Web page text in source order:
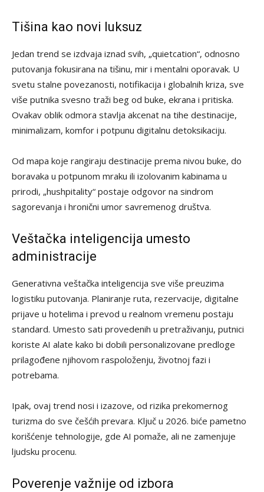
Tišina kao novi luksuz
Jedan trend se izdvaja iznad svih, „quietcation“, odnosno
putovanja fokusirana na tišinu, mir i mentalni oporavak. U
svetu stalne povezanosti, notifikacija i globalnih kriza, sve
više putnika svesno traži beg od buke, ekrana i pritiska.
Ovakav oblik odmora stavlja akcenat na tihe destinacije,
minimalizam, komfor i potpunu digitalnu detoksikaciju.
Od mapa koje rangiraju destinacije prema nivou buke, do
boravaka u potpunom mraku ili izolovanim kabinama u
prirodi, „hushpitality“ postaje odgovor na sindrom
sagorevanja i hronični umor savremenog društva.
Veštačka inteligencija umesto
administracije
Generativna veštačka inteligencija sve više preuzima
logistiku putovanja. Planiranje ruta, rezervacije, digitalne
prijave u hotelima i prevod u realnom vremenu postaju
standard. Umesto sati provedenih u pretraživanju, putnici
koriste AI alate kako bi dobili personalizovane predloge
prilagođene njihovom raspoloženju, životnoj fazi i
potrebama.
Ipak, ovaj trend nosi i izazove, od rizika prekomernog
turizma do sve češćih prevara. Ključ u 2026. biće pametno
korišćenje tehnologije, gde AI pomaže, ali ne zamenjuje
ljudsku procenu.
Poverenje važnije od izbora